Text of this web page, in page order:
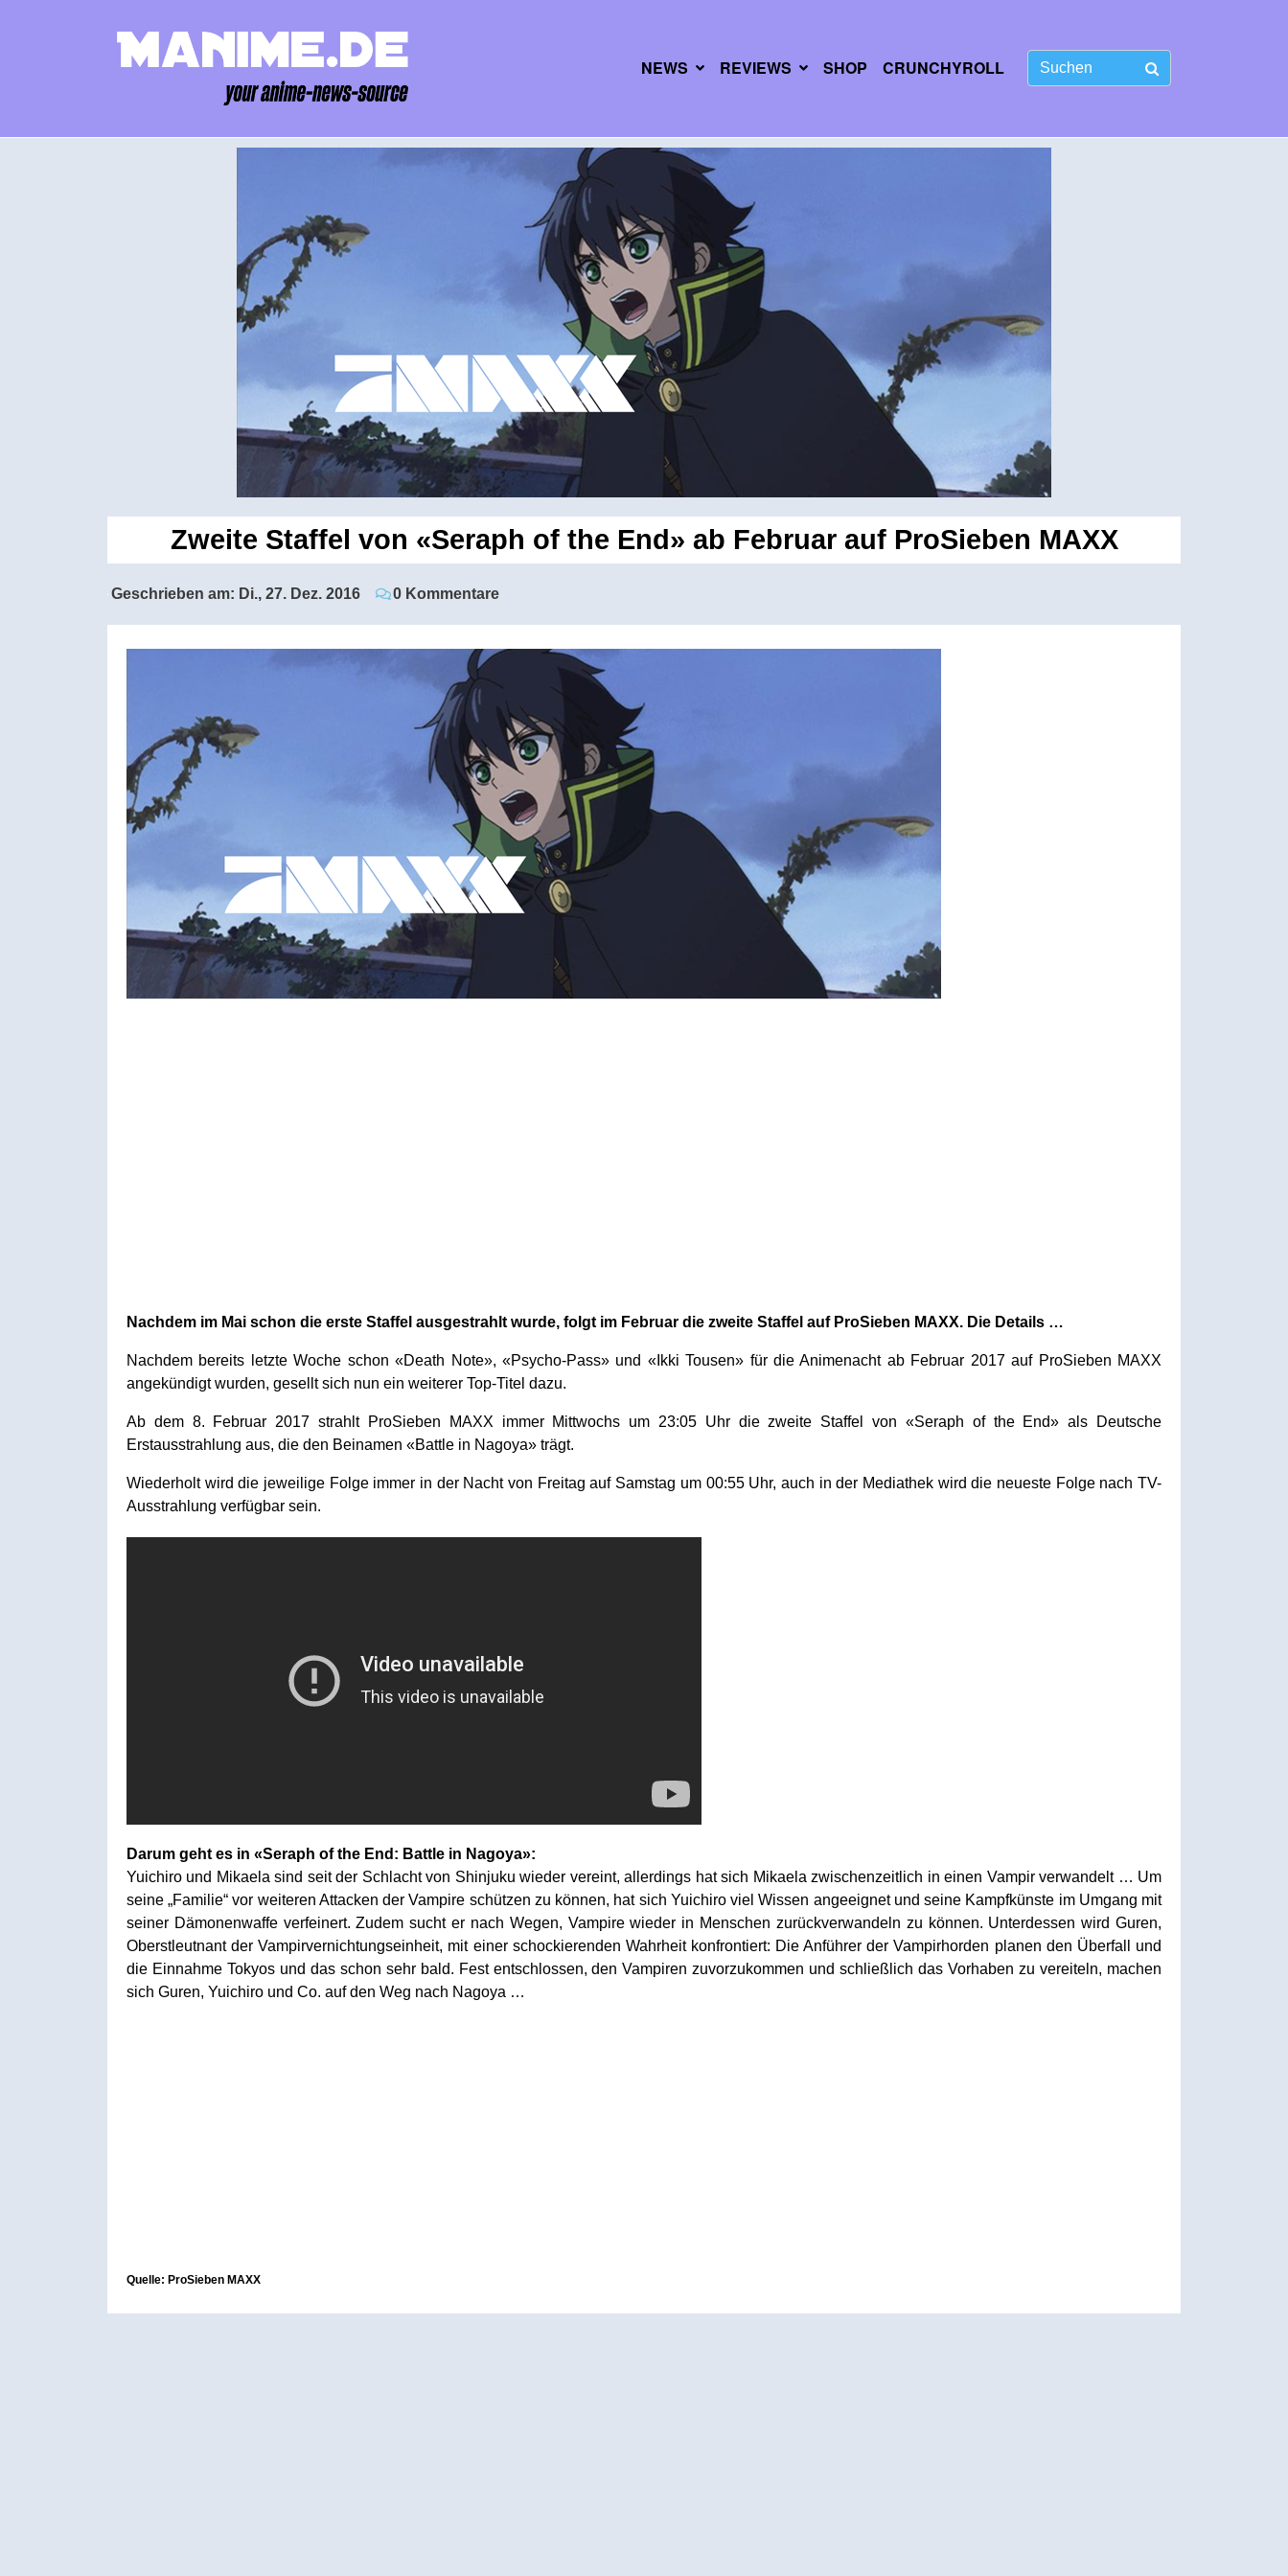
NEWS REVIEWS SHOP CRUNCHYROLL
Zweite Staffel von «Seraph of the End» ab Februar auf ProSieben MAXX
Geschrieben am: Di., 27. Dez. 2016 0 Kommentare
Nachdem im Mai schon die erste Staffel ausgestrahlt wurde, folgt im Februar die zweite Staffel auf ProSieben MAXX. Die Details …
Nachdem bereits letzte Woche schon «Death Note», «Psycho-Pass» und «Ikki Tousen» für die Animenacht ab Februar 2017 auf ProSieben MAXX
angekündigt wurden, gesellt sich nun ein weiterer Top-Titel dazu.
Ab dem 8. Februar 2017 strahlt ProSieben MAXX immer Mittwochs um 23:05 Uhr die zweite Staffel von «Seraph of the End» als Deutsche
Erstausstrahlung aus, die den Beinamen «Battle in Nagoya» trägt.
Wiederholt wird die jeweilige Folge immer in der Nacht von Freitag auf Samstag um 00:55 Uhr, auch in der Mediathek wird die neueste Folge nach TV-
Ausstrahlung verfügbar sein.
Darum geht es in «Seraph of the End: Battle in Nagoya»:
Yuichiro und Mikaela sind seit der Schlacht von Shinjuku wieder vereint, allerdings hat sich Mikaela zwischenzeitlich in einen Vampir verwandelt … Um
seine „Familie“ vor weiteren Attacken der Vampire schützen zu können, hat sich Yuichiro viel Wissen angeeignet und seine Kampfkünste im Umgang mit
seiner Dämonenwaffe verfeinert. Zudem sucht er nach Wegen, Vampire wieder in Menschen zurückverwandeln zu können. Unterdessen wird Guren,
Oberstleutnant der Vampirvernichtungseinheit, mit einer schockierenden Wahrheit konfrontiert: Die Anführer der Vampirhorden planen den Überfall und
die Einnahme Tokyos und das schon sehr bald. Fest entschlossen, den Vampiren zuvorzukommen und schließlich das Vorhaben zu vereiteln, machen
sich Guren, Yuichiro und Co. auf den Weg nach Nagoya …
Quelle: ProSieben MAXX